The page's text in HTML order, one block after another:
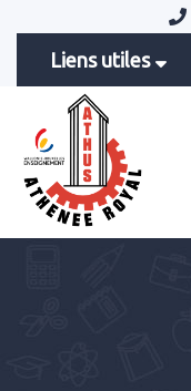
Liens utiles